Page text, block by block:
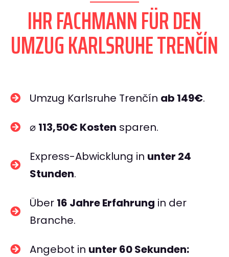
IHR FACHMANN FÜR DEN
UMZUG KARLSRUHE TRENČÍN
Umzug Karlsruhe Trenčín ab 149€.
⌀ 113,50€ Kosten sparen.
Express-Abwicklung in unter 24
Stunden.
Über 16 Jahre Erfahrung in der
Branche.
Angebot in unter 60 Sekunden: